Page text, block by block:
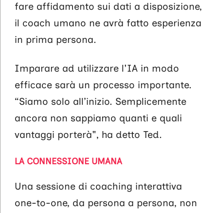
fare affidamento sui dati a disposizione,
il coach umano ne avrà fatto esperienza
in prima persona.
Imparare ad utilizzare l'IA in modo
efficace sarà un processo importante.
“Siamo solo all’inizio. Semplicemente
ancora non sappiamo quanti e quali
vantaggi porterà", ha detto Ted.
LA CONNESSIONE UMANA
Una sessione di coaching interattiva
one-to-one, da persona a persona, non